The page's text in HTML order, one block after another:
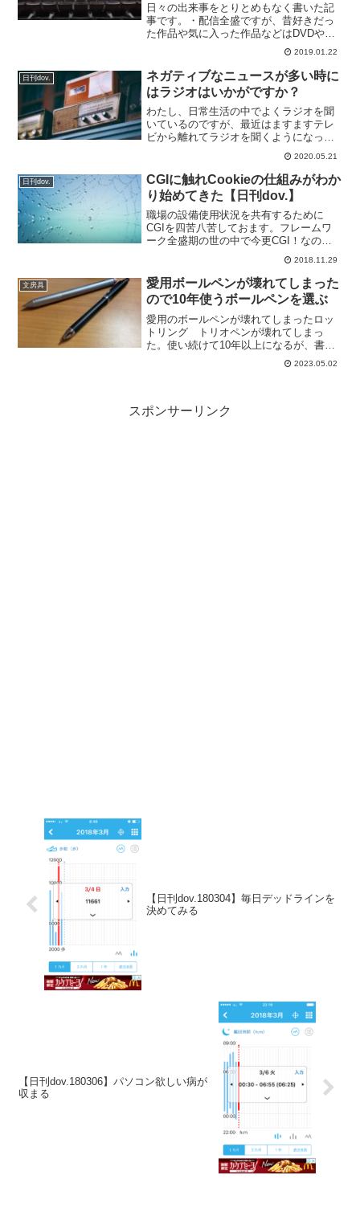
日々の出来事をとりとめもなく書いた記
事です。・配信全盛ですが、昔好きだっ
た作品や気に入った作品などはDVDやBD
を購入しております。物理メディアがあ
ればいつでも好きな時間に見ることがで
きると思いまして、ついつい買い集めて
しまう。最近もドサッ...
2019.01.22
日刊dov.
ネガティブなニュースが多い時に
はラジオはいかがですか？
わたし、日常生活の中でよくラジオを聞
いているのですが、最近はますますテレ
ビから離れてラジオを聞くようになって
きました。今回はこのあたりをまとめて
みます。ネガティブなニースが多いとき
はテレビを見続けているのがつらいもと
もと、テレビはあまり見る...
2020.05.21
日刊dov.
CGIに触れCookieの仕組みがわか
り始めてきた【日刊dov.】
職場の設備使用状況を共有するために
CGIを四苦八苦しておます。フレームワ
ーク全盛期の世の中で今更CGI！なので
すが、先日また学びがありました。それ
はCookieの扱いについて。今までは使用
しているだけなので、Cookieは気がつけ
ば保存され...
2018.11.29
文房具
愛用ボールペンが壊れてしまった
ので10年使うボールペンを選ぶ
愛用のボールペンが壊れてしまったロッ
トリング トリオペンが壊れてしまっ
た。使い続けて10年以上になるが、書い
ていると筆圧がそれほど強くなくてもペ
ン先が引っ込んでしまうようになった。
2023.05.02
スポンサーリンク
【日刊dov.180304】毎日デッドラインを
決めてみる
【日刊dov.180306】パソコン欲しい病が
収まる